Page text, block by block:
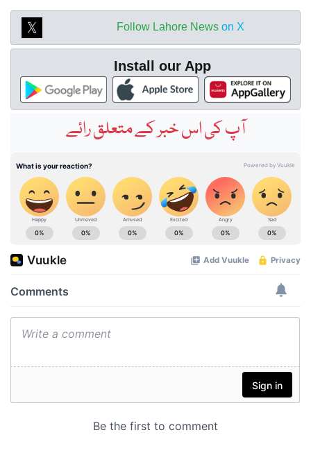
Follow Lahore News on X
Install our App
آپ کی اس خبر کے متعلق رائے